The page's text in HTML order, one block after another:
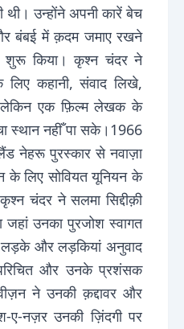
उन्होंने अपनी कारें बेच
बंबई में क़दम जमाए रखने
शुरू किया। कृश्न चंदर ने
लिए कहानी, संवाद लिखे,
एक फ़िल्म लेखक के
स्थान नहीँ पा सके।1966
नेहरू पुरस्कार से नवाज़ा
के लिए सोवियत यूनियन के
चंदर ने सलमा सिद्दीक़ी
उनका पुरजोश स्वागत
लड़के और लड़कियां अनुवाद
और उनके प्रशंसक
ने उनकी क़द्दावर और
नज़र उनकी ज़िंदगी पर